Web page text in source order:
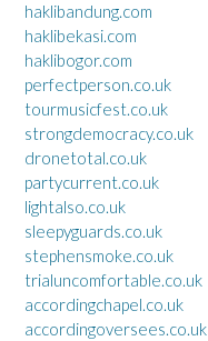
haklibandung.com
haklibekasi.com
haklibogor.com
perfectperson.co.uk
tourmusicfest.co.uk
strongdemocracy.co.uk
dronetotal.co.uk
partycurrent.co.uk
lightalso.co.uk
sleepyguards.co.uk
stephensmoke.co.uk
trialuncomfortable.co.uk
accordingchapel.co.uk
accordingoversees.co.uk